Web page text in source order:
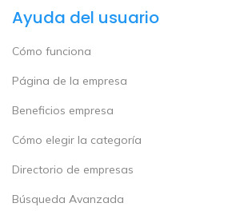
Ayuda del usuario
Cómo funciona
Página de la empresa
Beneficios empresa
Cómo elegir la categoría
Directorio de empresas
Búsqueda Avanzada